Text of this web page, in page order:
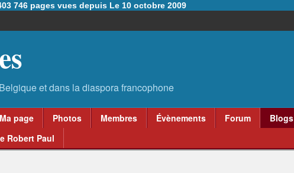
746 pages vues depuis Le 10 octobre 2009
Ma page Photos Membres Évènements Forum Blogs
Robert Paul